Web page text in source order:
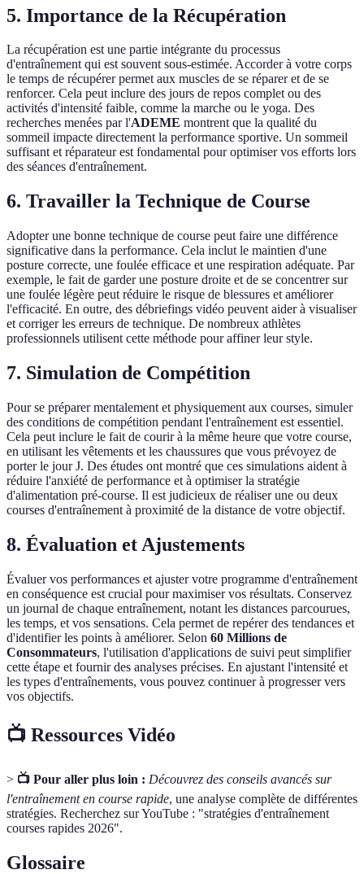
5. Importance de la Récupération
La récupération est une partie intégrante du processus
d'entraînement qui est souvent sous-estimée. Accorder à votre corps
le temps de récupérer permet aux muscles de se réparer et de se
renforcer. Cela peut inclure des jours de repos complet ou des
activités d'intensité faible, comme la marche ou le yoga. Des
recherches menées par l'ADEME montrent que la qualité du
sommeil impacte directement la performance sportive. Un sommeil
suffisant et réparateur est fondamental pour optimiser vos efforts lors
des séances d'entraînement.
6. Travailler la Technique de Course
Adopter une bonne technique de course peut faire une différence
significative dans la performance. Cela inclut le maintien d'une
posture correcte, une foulée efficace et une respiration adéquate. Par
exemple, le fait de garder une posture droite et de se concentrer sur
une foulée légère peut réduire le risque de blessures et améliorer
l'efficacité. En outre, des débriefings vidéo peuvent aider à visualiser
et corriger les erreurs de technique. De nombreux athlètes
professionnels utilisent cette méthode pour affiner leur style.
7. Simulation de Compétition
Pour se préparer mentalement et physiquement aux courses, simuler
des conditions de compétition pendant l'entraînement est essentiel.
Cela peut inclure le fait de courir à la même heure que votre course,
en utilisant les vêtements et les chaussures que vous prévoyez de
porter le jour J. Des études ont montré que ces simulations aident à
réduire l'anxiété de performance et à optimiser la stratégie
d'alimentation pré-course. Il est judicieux de réaliser une ou deux
courses d'entraînement à proximité de la distance de votre objectif.
8. Évaluation et Ajustements
Évaluer vos performances et ajuster votre programme d'entraînement
en conséquence est crucial pour maximiser vos résultats. Conservez
un journal de chaque entraînement, notant les distances parcourues,
les temps, et vos sensations. Cela permet de repérer des tendances et
d'identifier les points à améliorer. Selon 60 Millions de
Consommateurs, l'utilisation d'applications de suivi peut simplifier
cette étape et fournir des analyses précises. En ajustant l'intensité et
les types d'entraînements, vous pouvez continuer à progresser vers
vos objectifs.
📺 Ressources Vidéo
> 📺 Pour aller plus loin : Découvrez des conseils avancés sur
l'entraînement en course rapide, une analyse complète de différentes
stratégies. Recherchez sur YouTube : "stratégies d'entraînement
courses rapides 2026".
Glossaire